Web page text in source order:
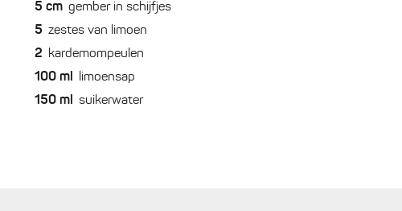
5 cm gember in schijfjes
5 zestes van limoen
2 kardemompeulen
100 ml limoensap
150 ml suikerwater